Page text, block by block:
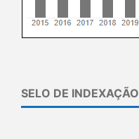
SELO DE INDEXAÇÃO